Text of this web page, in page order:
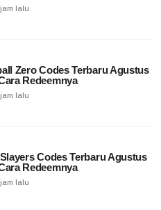
lalu
Zero Codes Terbaru Agustus
Redeemnya
lalu
Codes Terbaru Agustus
Redeemnya
lalu